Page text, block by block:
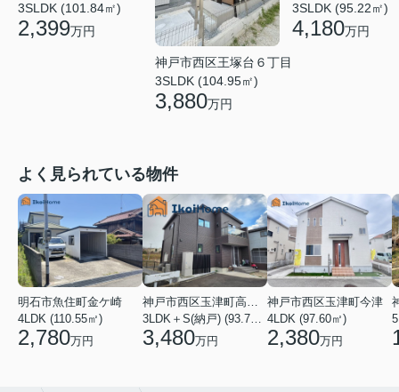
3SLDK (101.84㎡)
2,399万円
神戸市西区王塚台６丁目
3SLDK (104.95㎡)
3,880万円
3SLDK (95.22㎡)
4,180万円
よく見られている物件
明石市魚住町金ケ崎
4LDK (110.55㎡)
2,780万円 3,480万円
神戸市西区玉津町今津
4LDK (97.60㎡)
2,380万円